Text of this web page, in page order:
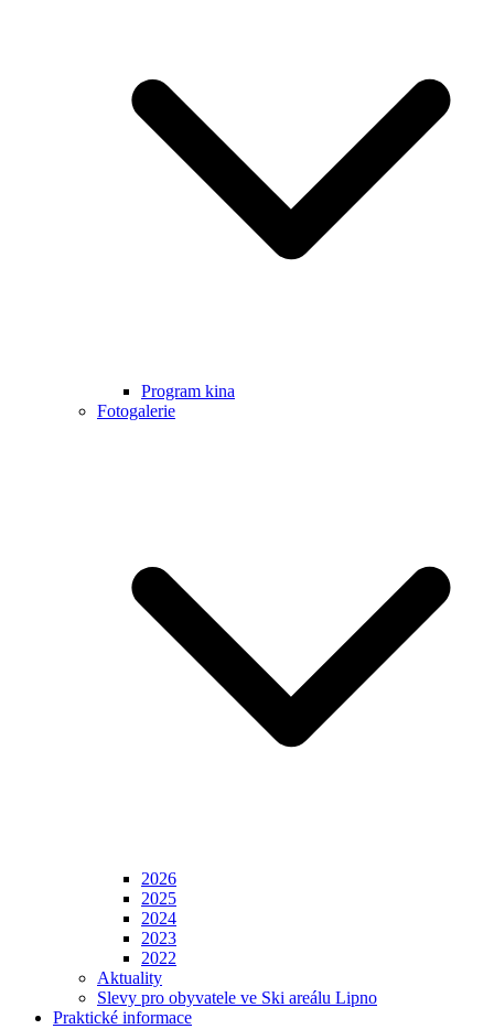
Program kina
Fotogalerie
2026
2025
2024
2023
2022
Aktuality
Slevy pro obyvatele ve Ski areálu Lipno
Praktické informace